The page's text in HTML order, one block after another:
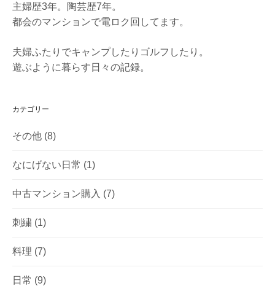
ー
ョ
ン
主婦歴3年。陶芸歴7年。
都会のマンションで電ロク回してます。
夫婦ふたりでキャンプしたりゴルフしたり。
遊ぶように暮らす日々の記録。
カテゴリー
その他 (8)
なにげない日常 (1)
中古マンション購入 (7)
刺繍 (1)
料理 (7)
日常 (9)